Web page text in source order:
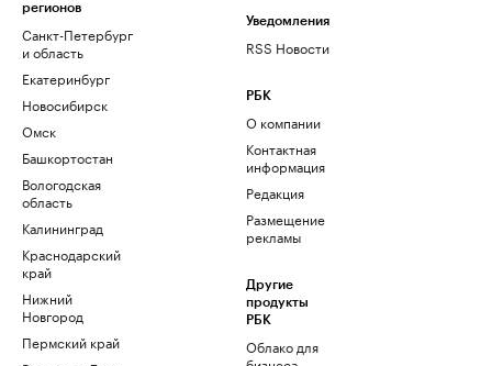
регионов
Санкт-Петербург
и область
Екатеринбург
Новосибирск
Омск
Башкортостан
Вологодская
область
Калининград
Краснодарский
край
Нижний
Новгород
Пермский край
Уведомления
RSS Новости
РБК
О компании
Контактная
информация
Редакция
Размещение
рекламы
Другие
продукты
РБК
Облако для